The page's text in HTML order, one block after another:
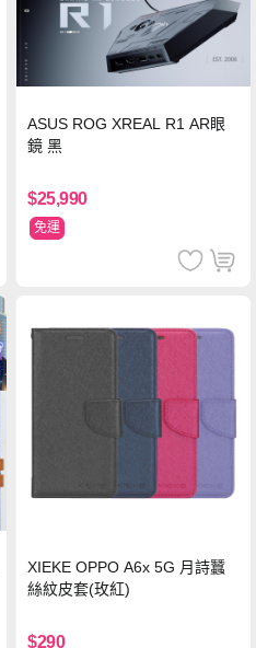
ASUS ROG XREAL R1 AR眼
鏡 黑
$25,990
免運
XIEKE OPPO A6x 5G 月詩蠶
絲紋皮套(玫紅)
$290